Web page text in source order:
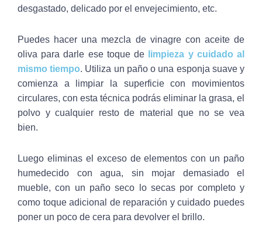
desgastado, delicado por el envejecimiento, etc.
Puedes hacer una mezcla de vinagre con aceite de
oliva para darle ese toque de
limpieza y cuidado al
mismo tiempo. Utiliza un paño o una esponja suave y
comienza a limpiar la superficie con movimientos
circulares, con esta técnica podrás eliminar la grasa, el
polvo y cualquier resto de material que no se vea
bien.
Luego eliminas el exceso de elementos con un paño
humedecido con agua, sin mojar demasiado el
mueble, con un paño seco lo secas por completo y
como toque adicional de reparación y cuidado puedes
poner un poco de cera para devolver el brillo.